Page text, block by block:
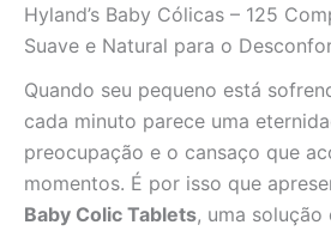
Hyland’s Baby Cólicas – 125
Suave e Natural para o
Quando seu pequeno está
cada minuto parece uma
preocupação e o cansaço que
momentos. É por isso que
Baby Colic Tablets, uma